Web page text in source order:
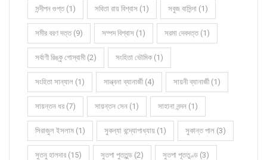
সন্দীপন গুপ্ত (1) সবিতা রায় বিশ্বাস (1) সবুজ বাসিন্দা (1)
সমীর বরণ দত্ত (9) সম্পদ বিশ্বাস (1) সরমা দেবদত্ত (1)
সর্বাণী রিঙ্কু গোস্বামী (2) সংহিতা ভৌমিক (1)
সংহিতা সান্যাল (1) সান্ত্বনা ব্যানার্জী (4) সায়নী ব্যানার্জী (1)
সায়ন্তন ধর (7) সায়ন্তন সেন (1) সাহানা নন্দন (1)
সিরাজুল ইসলাম (1) সুকন্যা বন্দ্যোপাধ্যায় (1) সুকান্ত পাল (3)
সুতনু হালদার (15) সুতপা পুততুন্ড (2) সুতপা পূততুণ্ড (3)